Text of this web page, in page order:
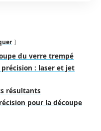
du verre trempé
précision : laser et jet
résultants
pour la découpe